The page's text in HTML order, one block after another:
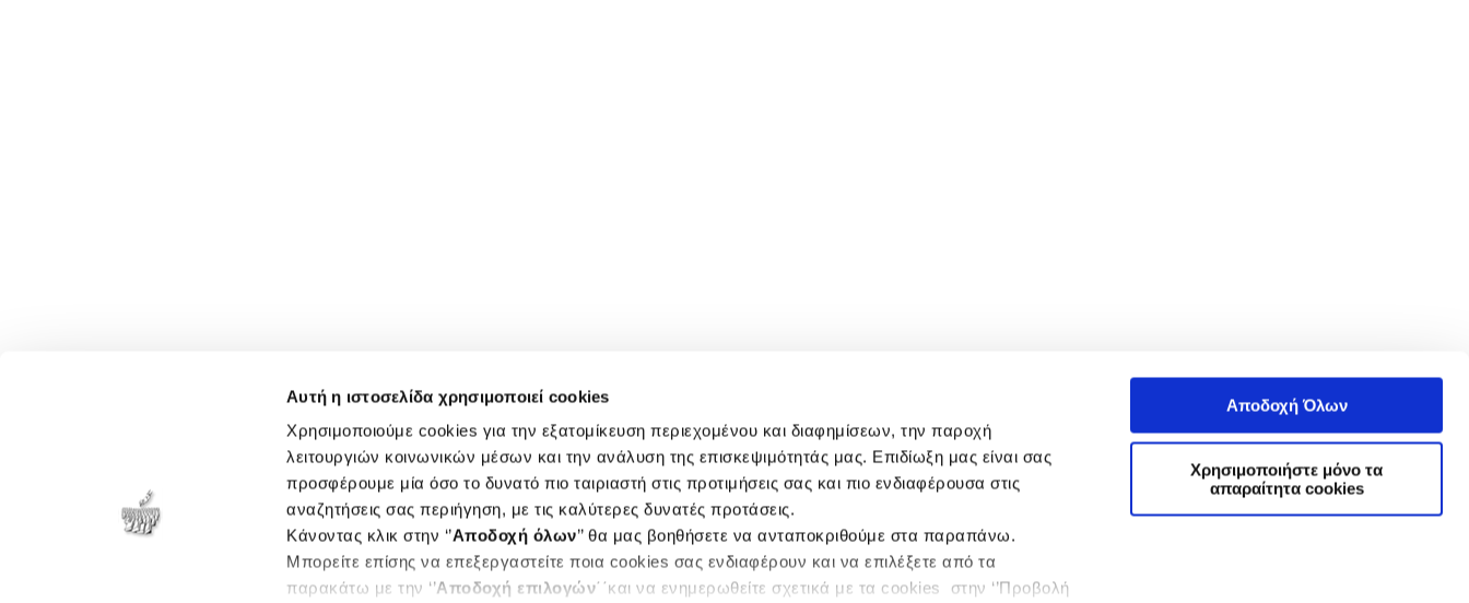
Αυτή η ιστοσελίδα χρησιμοποιεί cookies
Χρησιμοποιούμε cookies για την εξατομίκευση περιεχομένου και διαφημίσεων, την παροχή
λειτουργιών κοινωνικών μέσων και την ανάλυση της επισκεψιμότητάς μας. Επιδίωξη μας είναι σας
προσφέρουμε μία όσο το δυνατό πιο ταιριαστή στις προτιμήσεις σας και πιο ενδιαφέρουσα στις
αναζητήσεις σας περιήγηση, με τις καλύτερες δυνατές προτάσεις.
Κάνοντας κλικ στην ‘’Αποδοχή όλων’’ θα μας βοηθήσετε να ανταποκριθούμε στα παραπάνω.
Μπορείτε επίσης να επεξεργαστείτε ποια cookies σας ενδιαφέρουν και να επιλέξετε από τα
παρακάτω με την ‘’Αποδοχή επιλογών΄΄και να ενημερωθείτε σχετικά με τα cookies στην ‘’Προβολή
Αποδοχή Όλων
Χρησιμοποιήστε μόνο τα
απαραίτητα cookies